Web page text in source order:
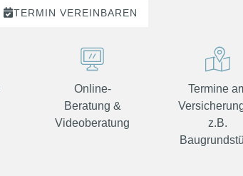
TERMIN VEREINBAREN
Online-
Beratung &
Videoberatung
Termine
z.B.